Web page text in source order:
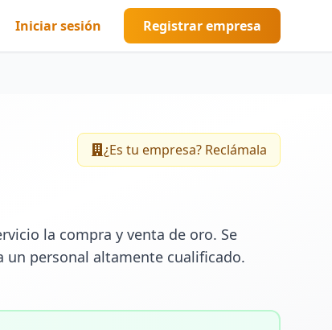
Iniciar sesión Registrar empresa
¿Es tu empresa? Reclámala
la compra y venta de oro. Se
un personal altamente cualificado.